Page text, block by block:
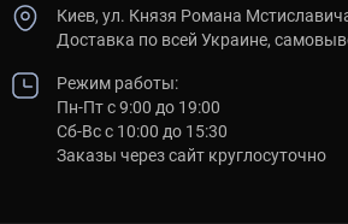
Киев, ул. Князя Романа
Доставка по всей Украине,
Режим работы:
Пн-Пт с 9:00 до 19:00
Сб-Вс с 10:00 до 15:30
Заказы через сайт круглосуточно